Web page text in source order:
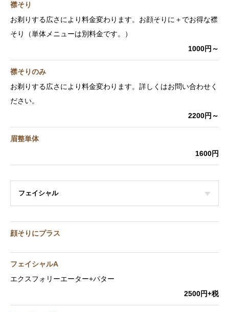
襟そり
お剃りする広さにより料金変わります。お顔そりに＋でお得な襟
そり（単体メニューは別料金です。）
1000円～
襟そりのみ
お剃りする広さにより料金変わります。詳しくはお問い合わせく
ださい。
2200円～
眉整単体
1600円
フェイシャル
顔そりにプラス
フェイシャルA
エクスフォリーエーター+パター
2500円+税